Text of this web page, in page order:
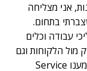
אני מצליחה
בתחום.
עבודה וכלים
הלקוחות וגם
את ההתנהלות הפנים ארגונית. בין השאר, הטמענו Service